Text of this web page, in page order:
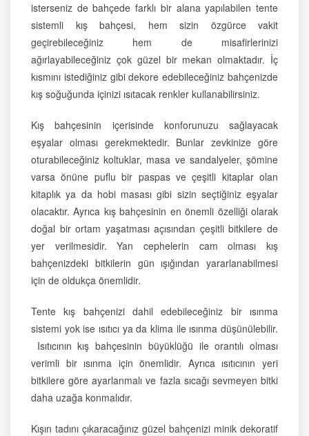
isterseniz de bahçede farklı bir alana yapılabilen tente
sistemli kış bahçesi, hem sizin özgürce vakit
geçirebileceğiniz hem de misafirlerinizi
ağırlayabileceğiniz çok güzel bir mekan olmaktadır. İç
kısmını istediğiniz gibi dekore edebileceğiniz bahçenizde
kış soğuğunda içinizi ısıtacak renkler kullanabilirsiniz.
Kış bahçesinin içerisinde konforunuzu sağlayacak
eşyalar olması gerekmektedir. Bunlar zevkinize göre
oturabileceğiniz koltuklar, masa ve sandalyeler, şömine
varsa önüne puflu bir paspas ve çeşitli kitaplar olan
kitaplık ya da hobi masası gibi sizin seçtiğiniz eşyalar
olacaktır. Ayrıca kış bahçesinin en önemli özelliği olarak
doğal bir ortam yaşatması açısından çeşitli bitkilere de
yer verilmesidir. Yan cephelerin cam olması kış
bahçenizdeki bitkilerin gün ışığından yararlanabilmesi
için de oldukça önemlidir.
Tente kış bahçenizi dahil edebileceğiniz bir ısınma
sistemi yok ise ısıtıcı ya da klima ile ısınma düşünülebilir.
Isıtıcının kış bahçesinin büyüklüğü ile orantılı olması
verimli bir ısınma için önemlidir. Ayrıca ısıtıcının yeri
bitkilere göre ayarlanmalı ve fazla sıcağı sevmeyen bitki
daha uzağa konmalıdır.
Kışın tadını çıkaracağınız güzel bahçenizi minik dekoratif